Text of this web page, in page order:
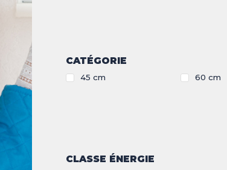
CATÉGORIE
45 cm 60 cm
CLASSE ÉNERGIE
HISTORIQUE
Retrouvez les produits
que vous avez vu.
Voir les produits